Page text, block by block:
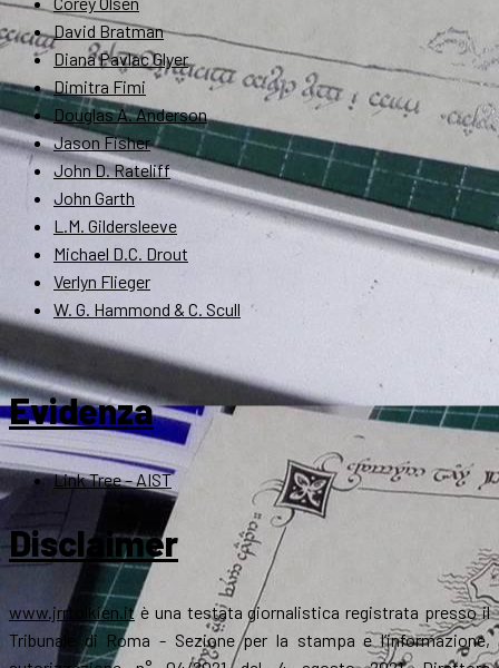
David Bratman
Diana Pavlac Glyer
Dimitra Fimi
Douglas A. Anderson
Jason Fisher
John D. Rateliff
John Garth
L.M. Gildersleeve
Michael D.C. Drout
Verlyn Flieger
W. G. Hammond & C. Scull
Evidenza
Link Tree – AIST
Disclaimer
www.jrrtolkien.itè una testata giornalistica registrata presso il
Tribunale di Roma - Sezione per la stampa e l’informazione,